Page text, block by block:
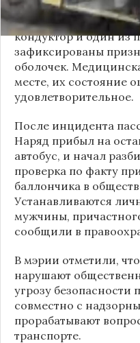
По предварительным
кондуктор и один из
зафиксированы
оболочек.
месте, их состояние
удовлетворительное.
После инцидента
Наряд прибыл на
автобус, и начал
проверка по факту
баллончика в
Устанавливаются
мужчины,
сообщили в
В мэрии отметили,
нарушают
угрозу безопасности
совместно с
прорабатывают
транспорте.